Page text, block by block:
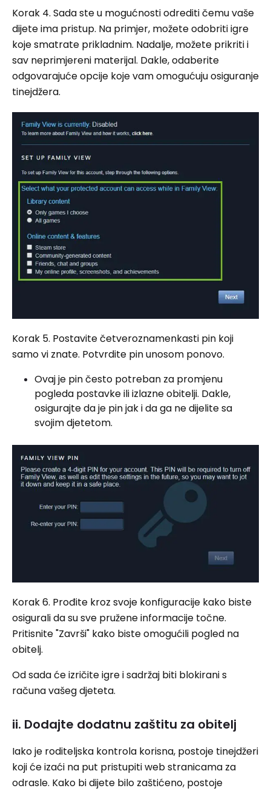
Korak 4. Sada ste u mogućnosti odrediti čemu vaše
dijete ima pristup. Na primjer, možete odobriti igre
koje smatrate prikladnim. Nadalje, možete prikriti i
sav neprimjereni materijal. Dakle, odaberite
odgovarajuće opcije koje vam omogućuju osiguranje
tinejdžera.
Korak 5. Postavite četveroznamenkasti pin koji
samo vi znate. Potvrdite pin unosom ponovo.
Ovaj je pin često potreban za promjenu
pogleda postavke ili izlazne obitelji. Dakle,
osigurajte da je pin jak i da ga ne dijelite sa
svojim djetetom.
Korak 6. Prođite kroz svoje konfiguracije kako biste
osigurali da su sve pružene informacije točne.
Pritisnite "Završi" kako biste omogućili pogled na
obitelj.
Od sada će izričite igre i sadržaj biti blokirani s
računa vašeg djeteta.
ii. Dodajte dodatnu zaštitu za obitelj
Iako je roditeljska kontrola korisna, postoje tinejdžeri
koji će izaći na put pristupiti web stranicama za
odrasle. Kako bi dijete bilo zaštićeno, postoje